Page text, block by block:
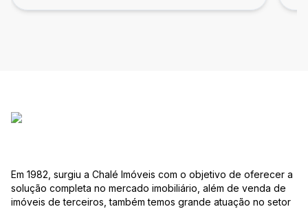
Em 1982, surgiu a Chalé Imóveis com o objetivo de oferecer a
solução completa no mercado imobiliário, além de venda de
imóveis de terceiros, também temos grande atuação no setor